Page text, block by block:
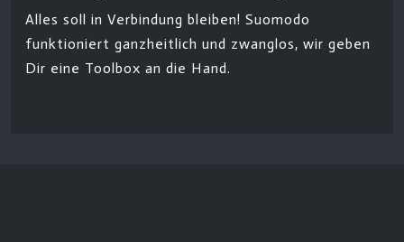
Alles soll in Verbindung bleiben! Suomodo
funktioniert ganzheitlich und zwanglos, wir geben
Dir eine Toolbox an die Hand.